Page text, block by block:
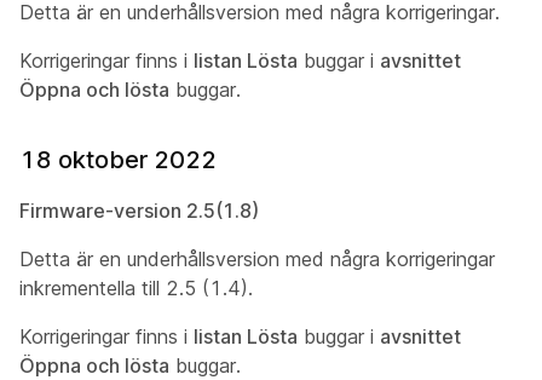
Detta är en underhållsversion med några korrigeringar.
Korrigeringar finns i listan Lösta buggar i avsnittet
Öppna och lösta buggar.
18 oktober 2022
Firmware-version 2.5(1.8)
Detta är en underhållsversion med några korrigeringar
inkrementella till 2.5 (1.4).
Korrigeringar finns i listan Lösta buggar i avsnittet
Öppna och lösta buggar.